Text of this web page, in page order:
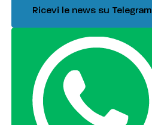
Ricevi le news su Telegram